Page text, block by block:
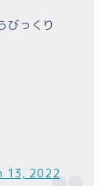
びっくり
13, 2022